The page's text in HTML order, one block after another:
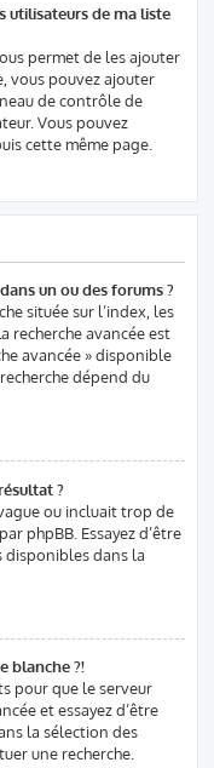
utilisateurs de ma liste
permet de les ajouter
vous pouvez ajouter
de contrôle de
Vous pouvez
cette même page.
un ou des forums ?
située sur l’index, les
recherche avancée est
avancée » disponible
dépend du
?
ou incluait trop de
phpBB. Essayez d’être
disponibles dans la
blanche ?!
pour que le serveur
et essayez d’être
la sélection des
une recherche.